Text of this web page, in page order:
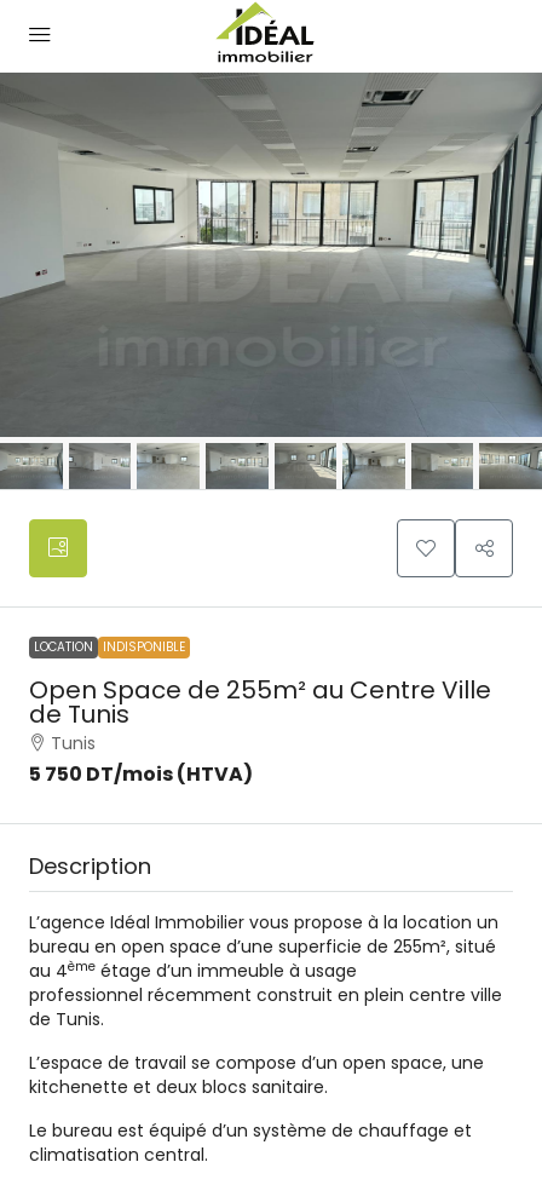
LOCATION INDISPONIBLE
Open Space de 255m² au Centre Ville
de Tunis
Tunis
5 750 DT/mois (HTVA)
Description
L’agence Idéal Immobilier vous propose à la location un
bureau en open space d’une superficie de 255m², situé
au 4ème étage d’un immeuble à usage
professionnel récemment construit en plein centre ville
de Tunis.
L’espace de travail se compose d’un open space, une
kitchenette et deux blocs sanitaire.
Le bureau est équipé d’un système de chauffage et
climatisation central.